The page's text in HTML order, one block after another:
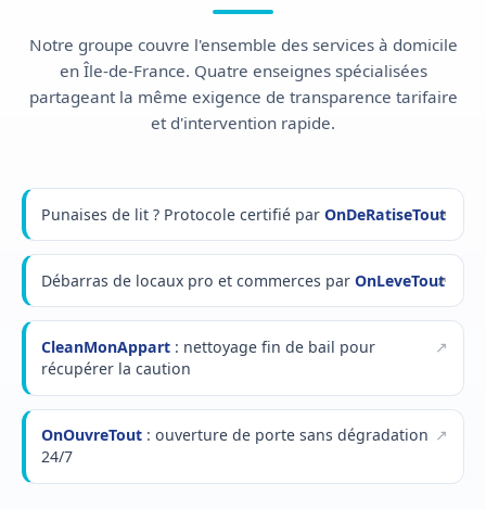
Notre groupe couvre l'ensemble des services à domicile
en Île-de-France. Quatre enseignes spécialisées
partageant la même exigence de transparence tarifaire
et d'intervention rapide.
Punaises de lit ? Protocole certifié par OnDeRatiseTout
Débarras de locaux pro et commerces par OnLeveTout
CleanMonAppart: nettoyage fin de bail pour
récupérer la caution
OnOuvreTout: ouverture de porte sans dégradation
24/7